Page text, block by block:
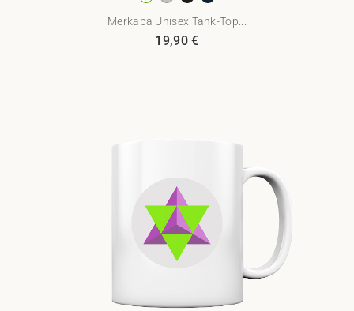
Merkaba Unisex Tank-Top...
19,90€